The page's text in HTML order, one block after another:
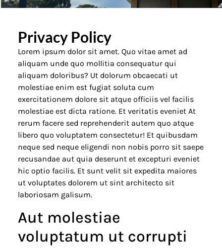
Privacy Policy
Lorem ipsum dolor sit amet. Quo vitae amet ad
aliquam unde quo mollitia consequatur qui
aliquam doloribus? Ut dolorum obcaecati ut
molestiae enim est fugiat soluta cum
exercitationem dolore sit atque officiis vel facilis
molestiae est dicta ratione. Et veritatis eveniet At
rerum facere sed reprehenderit autem quo atque
libero quo voluptatem consectetur! Et quibusdam
neque sed neque eligendi non nobis porro sit saepe
recusandae aut quia deserunt et excepturi eveniet
hic optio facilis. Et sunt velit sit expedita maiores
ut voluptates dolorem ut sint architecto sit
laboriosam galisum.
Aut molestiae
voluptatum ut corrupti